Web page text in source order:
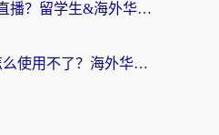
海外哪里能看奥运直播？留学生&海外华人必看的体育赛事观赛终极指南
12123交管在国外怎么使用不了？海外华人必看的无缝访问国内资源指南